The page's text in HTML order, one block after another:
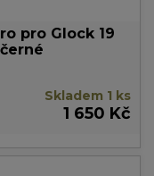
pro Glock 19
Skladem 1 ks
1 650 Kč